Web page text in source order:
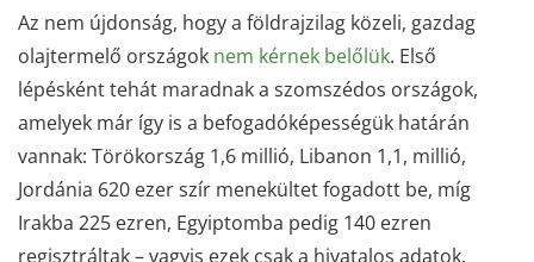
Az nem újdonság, hogy a földrajzilag közeli, gazdag
olajtermelő országok nem kérnek belőlük. Első
lépésként tehát maradnak a szomszédos országok,
amelyek már így is a befogadóképességük határán
vannak: Törökország 1,6 millió, Libanon 1,1, millió,
Jordánia 620 ezer szír menekültet fogadott be, míg
Irakba 225 ezren, Egyiptomba pedig 140 ezren
regisztráltak – vagyis ezek csak a hivatalos adatok.